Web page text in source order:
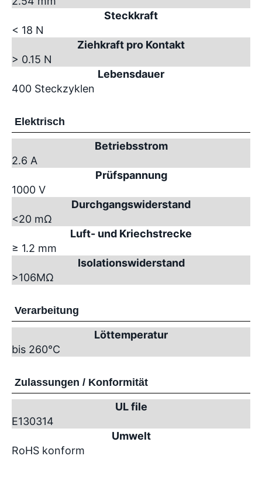
Steckkraft
< 18 N
Ziehkraft pro Kontakt
> 0.15 N
Lebensdauer
400 Steckzyklen
Elektrisch
Betriebsstrom
2.6 A
Prüfspannung
1000 V
Durchgangswiderstand
<20 mΩ
Luft- und Kriechstrecke
≥ 1.2 mm
Isolationswiderstand
>106MΩ
Verarbeitung
Löttemperatur
bis 260°C
Zulassungen / Konformität
UL file
E130314
Umwelt
RoHS konform